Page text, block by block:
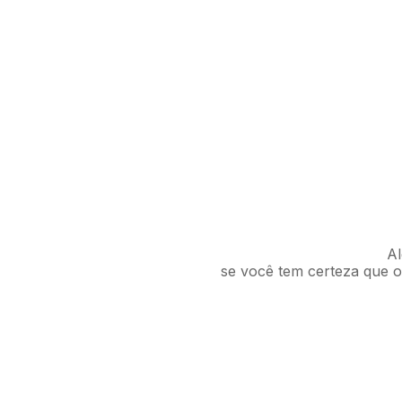
se você tem certeza que